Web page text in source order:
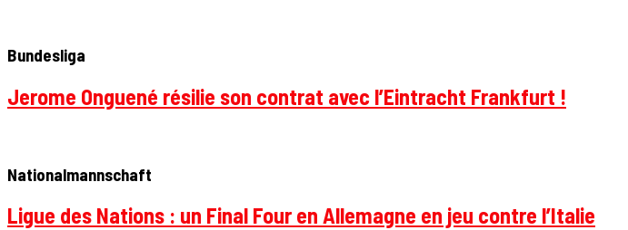
Bundesliga
Jerome Onguené résilie son contrat avec l’Eintracht Frankfurt !
Nationalmannschaft
Ligue des Nations : un Final Four en Allemagne en jeu contre l’Italie